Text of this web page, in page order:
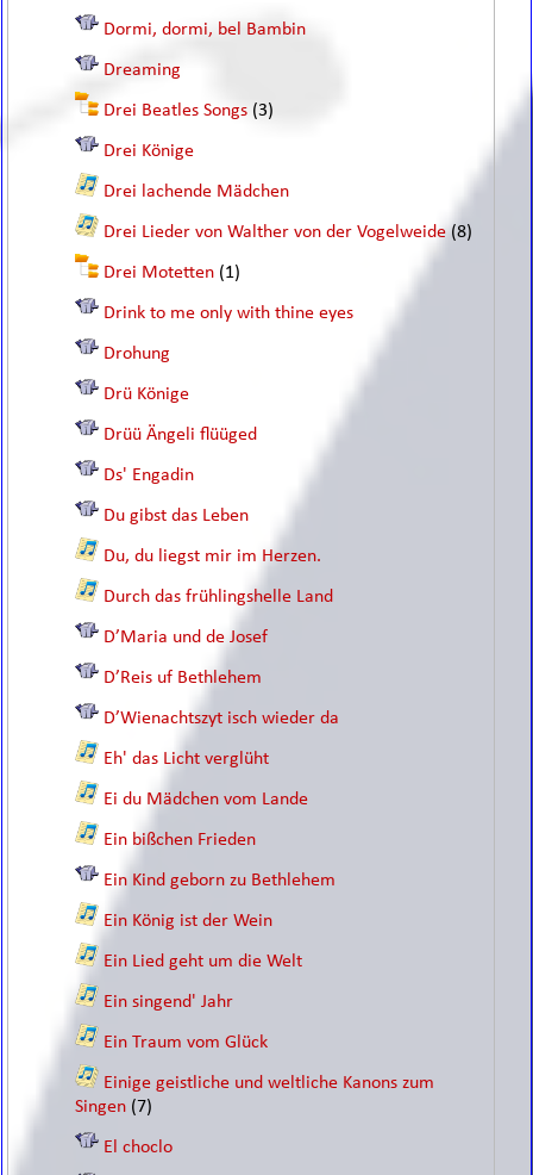
Dormi, dormi, bel Bambin
Dreaming
Drei Beatles Songs (3)
Drei Könige
Drei lachende Mädchen
Drei Lieder von Walther von der Vogelweide (8)
Drei Motetten (1)
Drink to me only with thine eyes
Drohung
Drü Könige
Drüü Ängeli flüüged
Ds' Engadin
Du gibst das Leben
Du, du liegst mir im Herzen.
Durch das frühlingshelle Land
D’Maria und de Josef
D’Reis uf Bethlehem
D’Wienachtszyt isch wieder da
Eh' das Licht verglüht
Ei du Mädchen vom Lande
Ein bißchen Frieden
Ein Kind geborn zu Bethlehem
Ein König ist der Wein
Ein Lied geht um die Welt
Ein singend' Jahr
Ein Traum vom Glück
Einige geistliche und weltliche Kanons zum
Singen (7)
El choclo